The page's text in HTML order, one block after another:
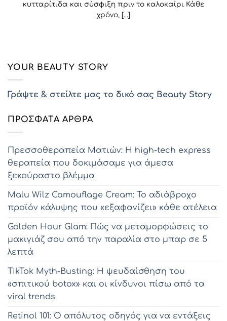
κυτταρίτιδα και σύσφιξη πριν το καλοκαίρι Κάθε
χρόνο, [...]
YOUR BEAUTY STORY
Γράψτε & στείλτε μας το δικό σας Beauty Story
ΠΡΌΣΦΑΤΑ ΆΡΘΡΑ
Πρεσσοθεραπεία Ματιών: Η high-tech express
θεραπεία που δοκιμάσαμε για άμεσα
ξεκούραστο βλέμμα
Malu Wilz Camouflage Cream: Το αδιάβροχο
προϊόν κάλυψης που «εξαφανίζει» κάθε ατέλεια
Golden Hour Glam: Πώς να μεταμορφώσεις το
μακιγιάζ σου από την παραλία στο μπαρ σε 5
λεπτά
TikTok Myth-Busting: Η ψευδαίσθηση του
«σπιτικού botox» και οι κίνδυνοι πίσω από τα
viral trends
Retinol 101: Ο απόλυτος οδηγός για να εντάξεις